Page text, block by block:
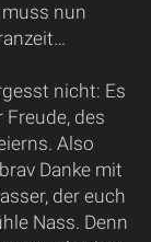
nun
nicht: Es
des
Also
Danke mit
der euch
Nass. Denn